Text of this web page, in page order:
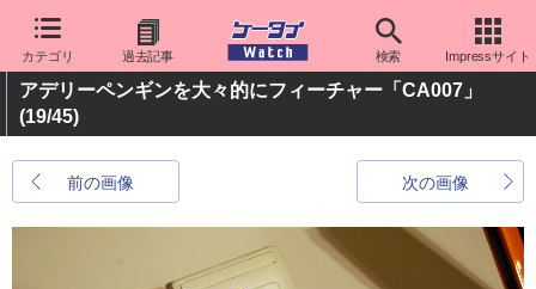
カテゴリ 過去記事 検索 Impressサイト
アデリーペンギンを大々的にフィーチャー「CA007」
(19/45)
前の画像 次の画像